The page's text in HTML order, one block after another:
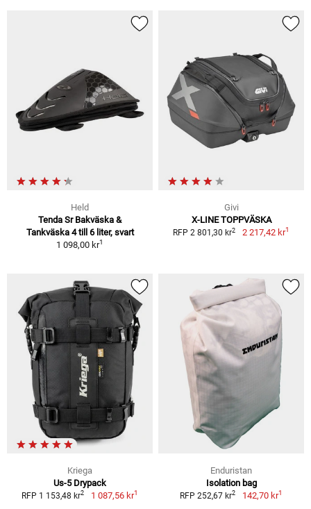
Held
Tenda Sr Bakväska &
Tankväska 4 till 6 liter, svart
1 098,00 kr1
Givi
X-LINE TOPPVÄSKA
RFP 2 801,30 kr2 2 217,42 kr1
Kriega
Us-5 Drypack
RFP 1 153,48 kr2 1 087,56 kr1
Enduristan
Isolation bag
RFP 252,67 kr2 142,70 kr1